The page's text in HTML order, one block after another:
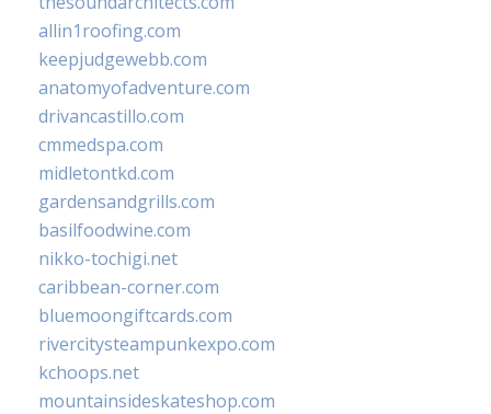
allin1roofing.com
keepjudgewebb.com
anatomyofadventure.com
drivancastillo.com
cmmedspa.com
midletontkd.com
gardensandgrills.com
basilfoodwine.com
nikko-tochigi.net
caribbean-corner.com
bluemoongiftcards.com
rivercitysteampunkexpo.com
kchoops.net
mountainsideskateshop.com